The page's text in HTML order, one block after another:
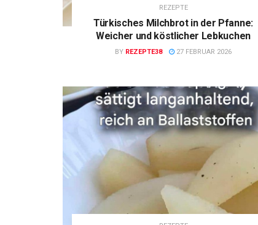
REZEPTE
Türkisches Milchbrot in der Pfanne:
Weicher und köstlicher Lebkuchen
BY REZEPTE38 27 FEBRUAR 2026